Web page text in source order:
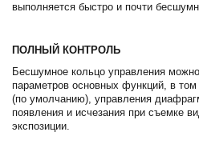
выполняется быстро и почти
ПОЛНЫЙ КОНТРОЛЬ
Бесшумное кольцо управления
параметров основных функций, в
(по умолчанию), управления
появления и исчезания при съемке
экспозиции.